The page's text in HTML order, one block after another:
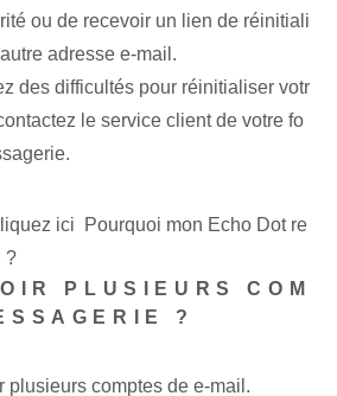
ou de recevoir un lien de réinitiali
adresse e-mail.
des difficultés pour réinitialiser votr
le service client de votre fo
ici Pourquoi mon Echo Dot re
?
PLUSIEURS COM
?
plusieurs comptes de ⁤e-mail.